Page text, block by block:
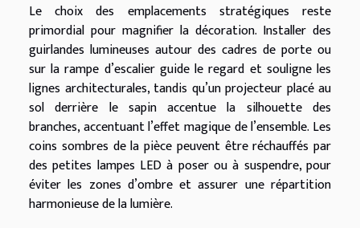
Le choix des emplacements stratégiques reste
primordial pour magnifier la décoration. Installer des
guirlandes lumineuses autour des cadres de porte ou
sur la rampe d’escalier guide le regard et souligne les
lignes architecturales, tandis qu’un projecteur placé au
sol derrière le sapin accentue la silhouette des
branches, accentuant l’effet magique de l’ensemble. Les
coins sombres de la pièce peuvent être réchauffés par
des petites lampes LED à poser ou à suspendre, pour
éviter les zones d’ombre et assurer une répartition
harmonieuse de la lumière.